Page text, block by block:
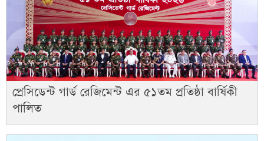
প্রেসিডেন্ট গার্ড রেজিমেন্ট এর ৫১তম প্রতিষ্ঠা বার্ষিকী
পালিত